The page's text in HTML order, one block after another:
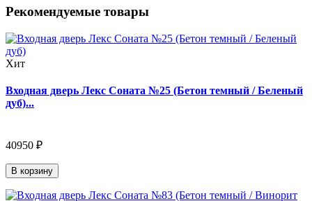
Рекомендуемые товары
Хит
Входная дверь Лекс Соната №25 (Бетон темный / Беленый
дуб)...
40950 ₽
В корзину